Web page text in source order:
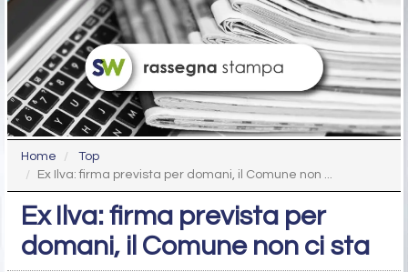
Home
Top
Ex Ilva: firma prevista per domani, il Comune non ...
Ex Ilva: firma prevista per
domani, il Comune non ci sta